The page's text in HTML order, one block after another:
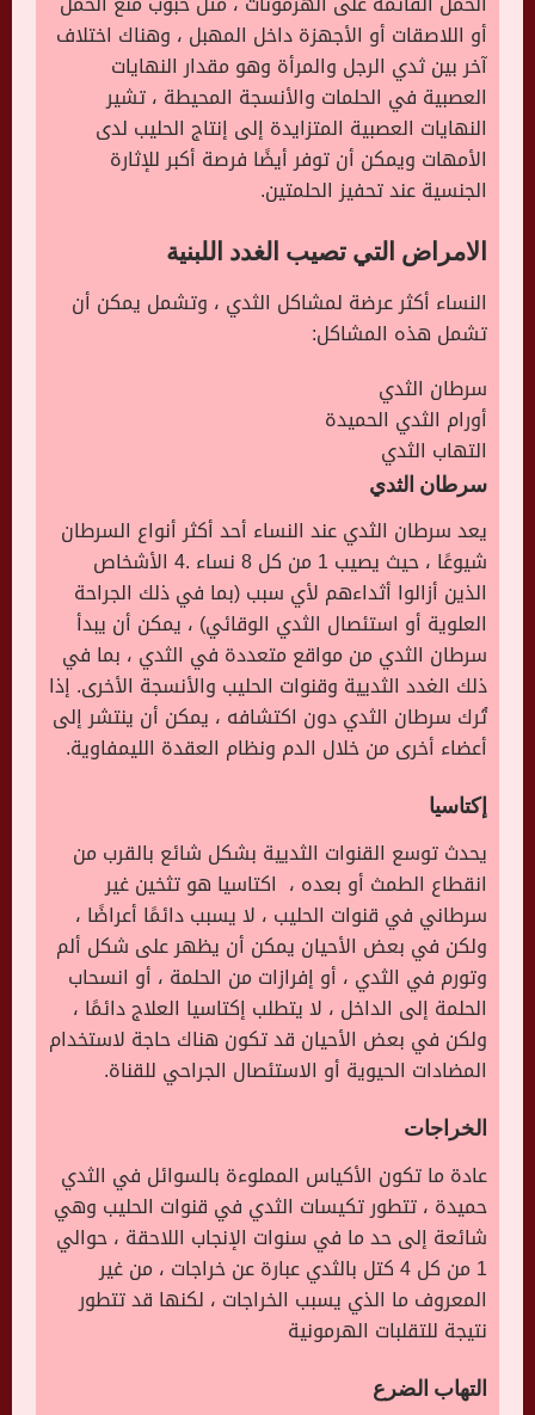
أو اللاصقات أو الأجهزة داخل المهبل ، وهناك اختلاف
آخر بين ثدي الرجل والمرأة وهو مقدار النهايات
العصبية في الحلمات والأنسجة المحيطة ، تشير
النهايات العصبية المتزايدة إلى إنتاج الحليب لدى
الأمهات ويمكن أن توفر أيضًا فرصة أكبر للإثارة
الجنسية عند تحفيز الحلمتين.
الامراض التي تصيب الغدد اللبنية
النساء أكثر عرضة لمشاكل الثدي ، وتشمل يمكن أن
تشمل هذه المشاكل:
سرطان الثدي
أورام الثدي الحميدة
التهاب الثدي
سرطان الثدي
يعد سرطان الثدي عند النساء أحد أكثر أنواع السرطان
شيوعًا ، حيث يصيب 1 من كل 8 نساء .4 الأشخاص
الذين أزالوا أثداءهم لأي سبب (بما في ذلك الجراحة
العلوية أو استئصال الثدي الوقائي) ، يمكن أن يبدأ
سرطان الثدي من مواقع متعددة في الثدي ، بما في
ذلك الغدد الثديية وقنوات الحليب والأنسجة الأخرى. إذا
تُرك سرطان الثدي دون اكتشافه ، يمكن أن ينتشر إلى
أعضاء أخرى من خلال الدم ونظام العقدة الليمفاوية.
إكتاسيا
يحدث توسع القنوات الثديية بشكل شائع بالقرب من
انقطاع الطمث أو بعده ، اكتاسيا هو تثخين غير
سرطاني في قنوات الحليب ، لا يسبب دائمًا أعراضًا ،
ولكن في بعض الأحيان يمكن أن يظهر على شكل ألم
وتورم في الثدي ، أو إفرازات من الحلمة ، أو انسحاب
الحلمة إلى الداخل ، لا يتطلب إكتاسيا العلاج دائمًا ،
ولكن في بعض الأحيان قد تكون هناك حاجة لاستخدام
المضادات الحيوية أو الاستئصال الجراحي للقناة.
الخراجات
عادة ما تكون الأكياس المملوءة بالسوائل في الثدي
حميدة ، تتطور تكيسات الثدي في قنوات الحليب وهي
شائعة إلى حد ما في سنوات الإنجاب اللاحقة ، حوالي
1 من كل 4 كتل بالثدي عبارة عن خراجات ، من غير
المعروف ما الذي يسبب الخراجات ، لكنها قد تتطور
نتيجة للتقلبات الهرمونية
التهاب الضرع